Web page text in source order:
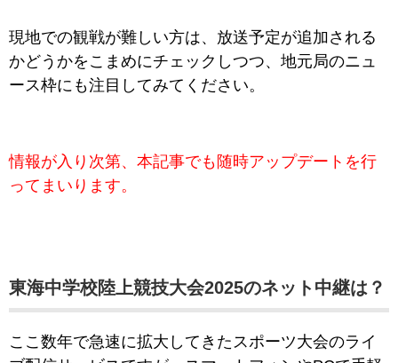
現地での観戦が難しい方は、放送予定が追加される
かどうかをこまめにチェックしつつ、地元局のニュ
ース枠にも注目してみてください。
情報が入り次第、本記事でも随時アップデートを行
ってまいります。
東海中学校陸上競技大会2025のネット中継は？
ここ数年で急速に拡大してきたスポーツ大会のライ